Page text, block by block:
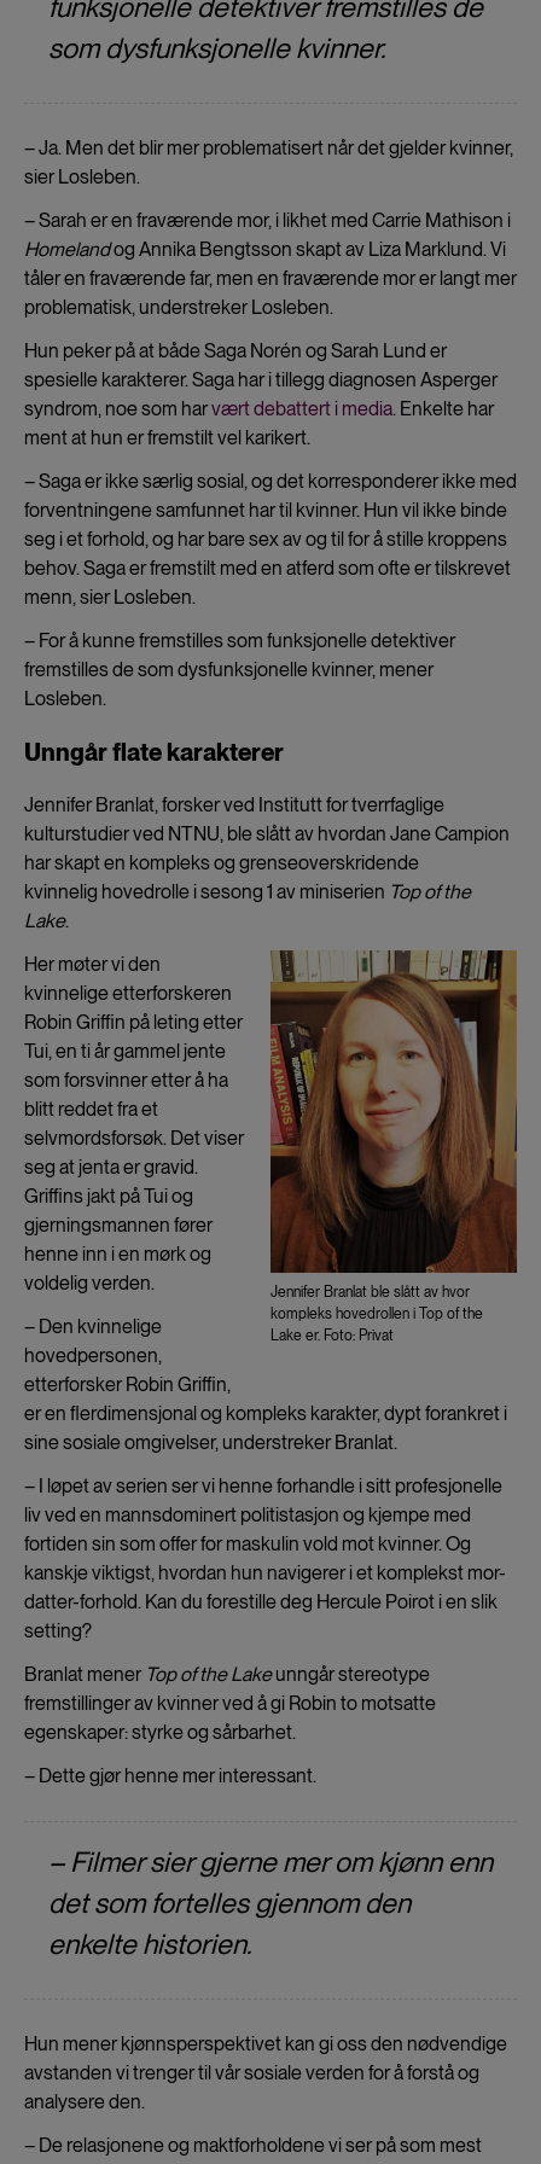
funksjonelle detektiver fremstilles de
som dysfunksjonelle kvinner.
– Ja. Men det blir mer problematisert når det gjelder kvinner,
sier Losleben.
– Sarah er en fraværende mor, i likhet med Carrie Mathison i
Homelandog Annika Bengtsson skapt av Liza Marklund. Vi
tåler en fraværende far, men en fraværende mor er langt mer
problematisk, understreker Losleben.
Hun peker på at både Saga Norén og Sarah Lund er
spesielle karakterer. Saga har i tillegg diagnosen Asperger
syndrom, noe som harvært debattert i media. Enkelte har
ment at hun er fremstilt vel karikert.
– Saga er ikke særlig sosial, og det korresponderer ikke med
forventningene samfunnet har til kvinner. Hun vil ikke binde
seg i et forhold, og har bare sex av og til for å stille kroppens
behov. Saga er fremstilt med en atferd som ofte er tilskrevet
menn, sier Losleben.
– For å kunne fremstilles som funksjonelle detektiver
fremstilles de som dysfunksjonelle kvinner, mener
Losleben.
Unngår flate karakterer
Jennifer Branlat, forsker ved Institutt for tverrfaglige
kulturstudier ved NTNU, ble slått av hvordan Jane Campion
har skapt en kompleks og grenseoverskridende
kvinnelig hovedrolle i sesong 1 av miniserien Top of the
Lake.
Jennifer Branlat ble slått av hvor
kompleks hovedrollen i Top of the
Lake er. Foto: Privat
Her møter vi den
kvinnelige etterforskeren
Robin Griffin på leting etter
Tui, en ti år gammel jente
som forsvinner etter å ha
blitt reddet fra et
selvmordsforsøk. Det viser
seg at jenta er gravid.
Griffins jakt på Tui og
gjerningsmannen fører
henne inn i en mørk og
voldelig verden.
– Den kvinnelige
hovedpersonen,
etterforsker Robin Griffin,
er en flerdimensjonal og kompleks karakter, dypt forankret i
sine sosiale omgivelser, understreker Branlat.
– I løpet av serien ser vi henne forhandle i sitt profesjonelle
liv ved en mannsdominert politistasjon og kjempe med
fortiden sin som offer for maskulin vold mot kvinner. Og
kanskje viktigst, hvordan hun navigerer i et komplekst mor-
datter-forhold. Kan du forestille deg Hercule Poirot i en slik
setting?
Branlat mener Top of the Lakeunngår stereotype
fremstillinger av kvinner ved å gi Robin to motsatte
egenskaper: styrke og sårbarhet.
– Dette gjør henne mer interessant.
– Filmer sier gjerne mer om kjønn enn
det som fortelles gjennom den
enkelte historien.
Hun mener kjønnsperspektivet kan gi oss den nødvendige
avstanden vi trenger til vår sosiale verden for å forstå og
analysere den.
– De relasjonene og maktforholdene vi ser på som mest